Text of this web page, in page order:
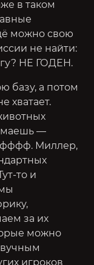
в таком
можно свою
не найти:
НЕ ГОДЕН.
базу, а потом
хватает.
—
Миллер,
то и
за их
можно
игроков